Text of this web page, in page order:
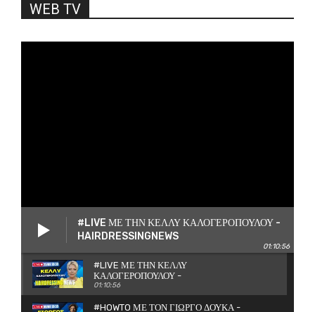
WEB TV
#LIVE ΜΕ ΤΗΝ ΚΕΛΛΥ ΚΑΛΟΓΕΡΟΠΟΥΛΟΥ -
HAIRDRESSINGNEWS
01:10:56
#LIVE ΜΕ ΤΗΝ ΚΕΛΛΥ
ΚΑΛΟΓΕΡΟΠΟΥΛΟΥ -
HAIRDRESSINGNEWS
01:10:56
#HOWTO ΜΕ ΤΟΝ ΓΙΩΡΓΟ ΔΟΥΚΑ -